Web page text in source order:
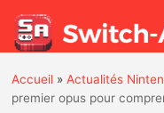
Accueil »Actualités
premier opus pour